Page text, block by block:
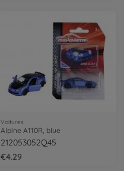
Voitures
Alpine A110R, blue
212053052Q45
€4.29